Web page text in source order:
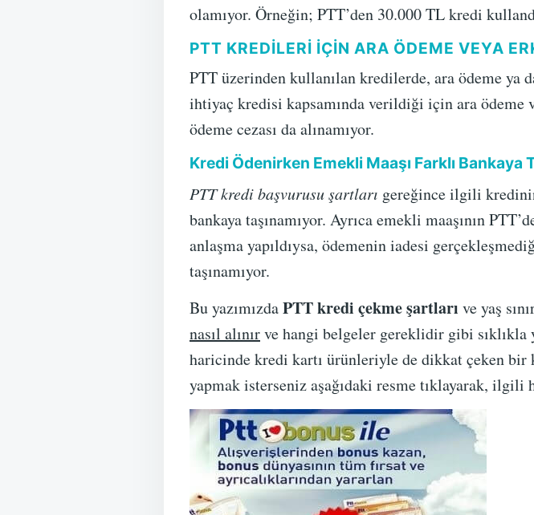
olamıyor. Örneğin; PTT’den 30.000 TL kredi
PTT KREDILERI İÇIN ARA ÖDEME VEYA
PTT üzerinden kullanılan kredilerde, ara ödeme
ihtiyaç kredisi kapsamında verildiği için ara ödeme
ödeme cezası da alınamıyor.
Kredi Ödenirken Emekli Maaşı Farklı Bankaya
PTT kredi başvurusu şartları gereğince ilgili
bankaya taşınamıyor. Ayrıca emekli maaşının
anlaşma yapıldıysa, ödemenin iadesi
taşınamıyor.
Bu yazımızdaPTT kredi çekme şartları ve yaş
nasıl alınırve hangi belgeler gereklidir gibi
haricinde kredi kartı ürünleriyle de dikkat çeken bir
yapmak isterseniz aşağıdaki resme tıklayarak,